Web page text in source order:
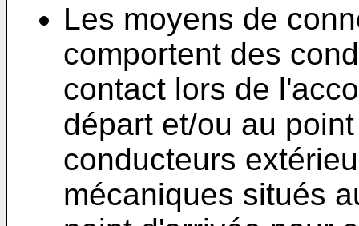
Les moyens de
comportent des
contact lors de
départ et/ou au
conducteurs
mécaniques situés